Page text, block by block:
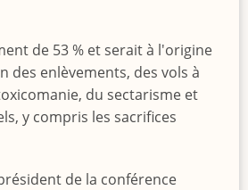
de 53 % et serait à l'origine
des enlèvements, des vols à
du sectarisme et
y compris les sacrifices
de la conférence